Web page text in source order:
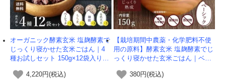
オーガニック酵素玄米 塩麹酵素で
じっくり寝かせた玄米ごはん｜4
種お試しセット 150g×12袋入りセ
4,220円(税込)
【栽培期間中農薬・化学肥料不使
用の原料】酵素玄米 塩麹酵素でじ
っくり寝かせた玄米ごはん｜ベー
380円(税込)